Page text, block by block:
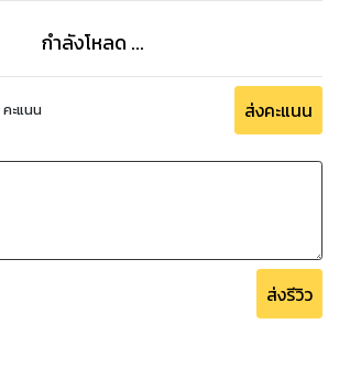
กำลังโหลด ...
คะแนน ส่งคะแนน
ส่งรีวิว